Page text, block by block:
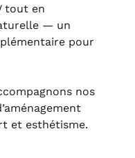
tout en
— un
pour
nos
et esthétisme.